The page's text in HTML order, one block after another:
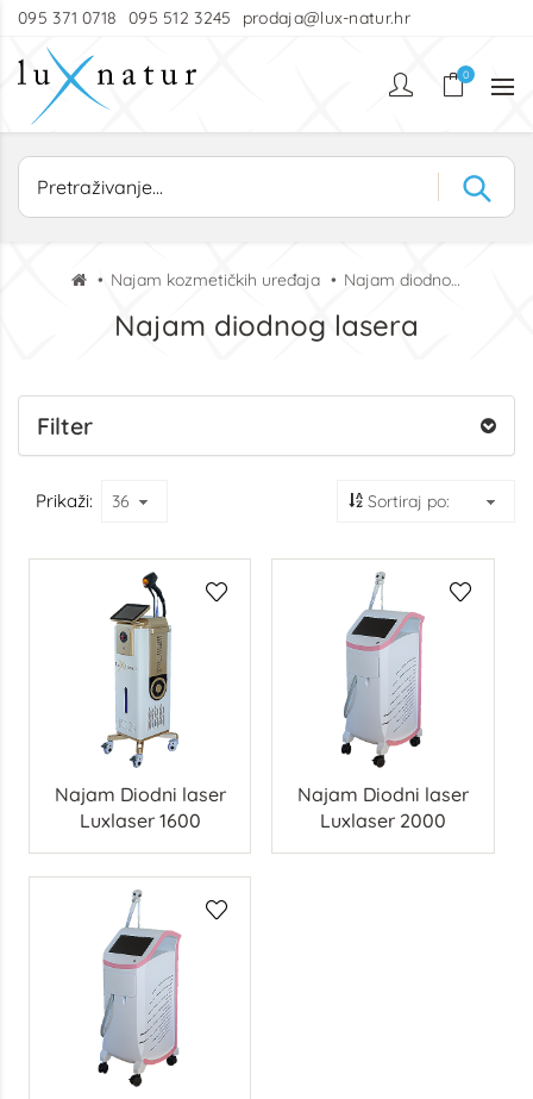
095 371 0718 095 512 3245 prodaja@lux-natur.hr
0
Najam kozmetičkih uređaja Najam diodnog lasera
Najam diodnog lasera
Filter
Prikaži:
Najam Diodni laser
Luxlaser 1600
Najam Diodni laser
Luxlaser 2000